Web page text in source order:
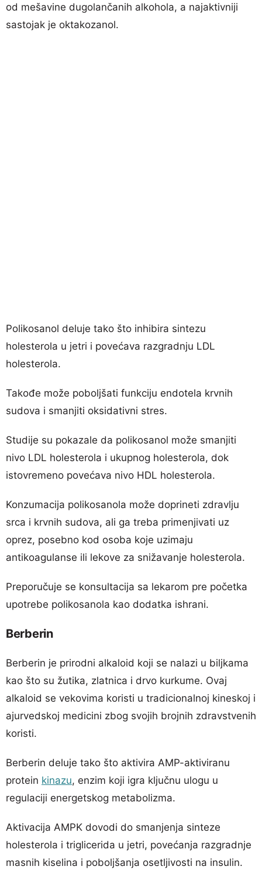
od mešavine dugolančanih alkohola, a najaktivniji
sastojak je oktakozanol.
Polikosanol deluje tako što inhibira sintezu
holesterola u jetri i povećava razgradnju LDL
holesterola.
Takođe može poboljšati funkciju endotela krvnih
sudova i smanjiti oksidativni stres.
Studije su pokazale da polikosanol može smanjiti
nivo LDL holesterola i ukupnog holesterola, dok
istovremeno povećava nivo HDL holesterola.
Konzumacija polikosanola može doprineti zdravlju
srca i krvnih sudova, ali ga treba primenjivati uz
oprez, posebno kod osoba koje uzimaju
antikoagulanse ili lekove za snižavanje holesterola.
Preporučuje se konsultacija sa lekarom pre početka
upotrebe polikosanola kao dodatka ishrani.
Berberin
Berberin je prirodni alkaloid koji se nalazi u biljkama
kao što su žutika, zlatnica i drvo kurkume. Ovaj
alkaloid se vekovima koristi u tradicionalnoj kineskoj i
ajurvedskoj medicini zbog svojih brojnih zdravstvenih
koristi.
Berberin deluje tako što aktivira AMP-aktiviranu
protein kinazu, enzim koji igra ključnu ulogu u
regulaciji energetskog metabolizma.
Aktivacija AMPK dovodi do smanjenja sinteze
holesterola i triglicerida u jetri, povećanja razgradnje
masnih kiselina i poboljšanja osetljivosti na insulin.